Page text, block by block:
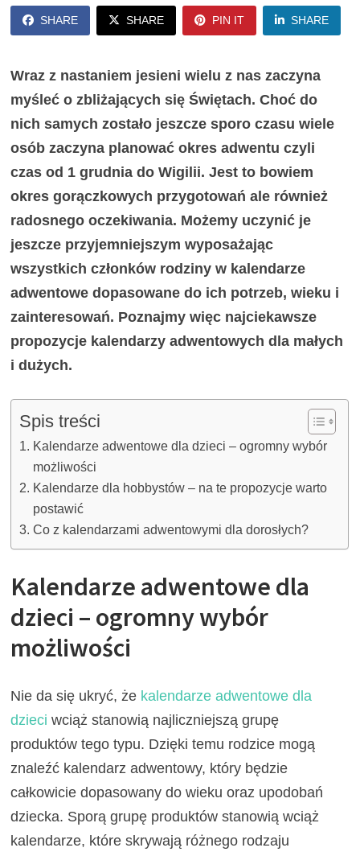
SHARE SHARE PIN IT SHARE
Wraz z nastaniem jesieni wielu z nas zaczyna
myśleć o zbliżających się Świętach. Choć do
nich samych zostało jeszcze sporo czasu wiele
osób zaczyna planować okres adwentu czyli
czas od 1 grudnia do Wigilii. Jest to bowiem
okres gorączkowych przygotowań ale również
radosnego oczekiwania. Możemy uczynić je
jeszcze przyjemniejszym wyposażając
wszystkich członków rodziny w kalendarze
adwentowe dopasowane do ich potrzeb, wieku i
zainteresowań. Poznajmy więc najciekawsze
propozycje kalendarzy adwentowych dla małych
i dużych.
Spis treści
Kalendarze adwentowe dla dzieci – ogromny wybór
możliwości
Kalendarze dla hobbystów – na te propozycje warto
postawić
Co z kalendarzami adwentowymi dla dorosłych?
Kalendarze adwentowe dla
dzieci – ogromny wybór
możliwości
Nie da się ukryć, że kalendarze adwentowe dla
dzieci wciąż stanowią najliczniejszą grupę
produktów tego typu. Dzięki temu rodzice mogą
znaleźć kalendarz adwentowy, który będzie
całkowicie dopasowany do wieku oraz upodobań
dziecka. Sporą grupę produktów stanowią wciąż
kalendarze, które skrywają różnego rodzaju